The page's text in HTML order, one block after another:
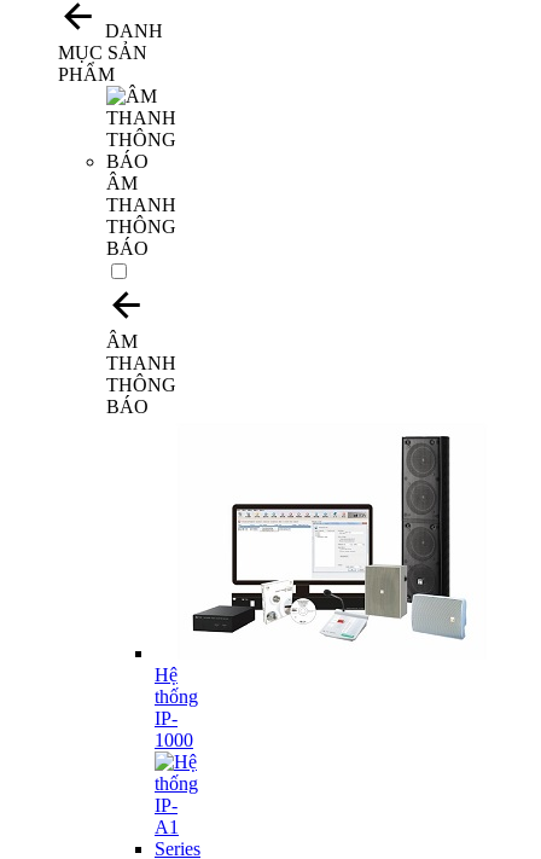
DANH
MỤC SẢN
PHẨM
​ÂM
THANH
THÔNG
BÁO
ÂM
THANH
THÔNG
BÁO
Hệ
thống
IP-
1000